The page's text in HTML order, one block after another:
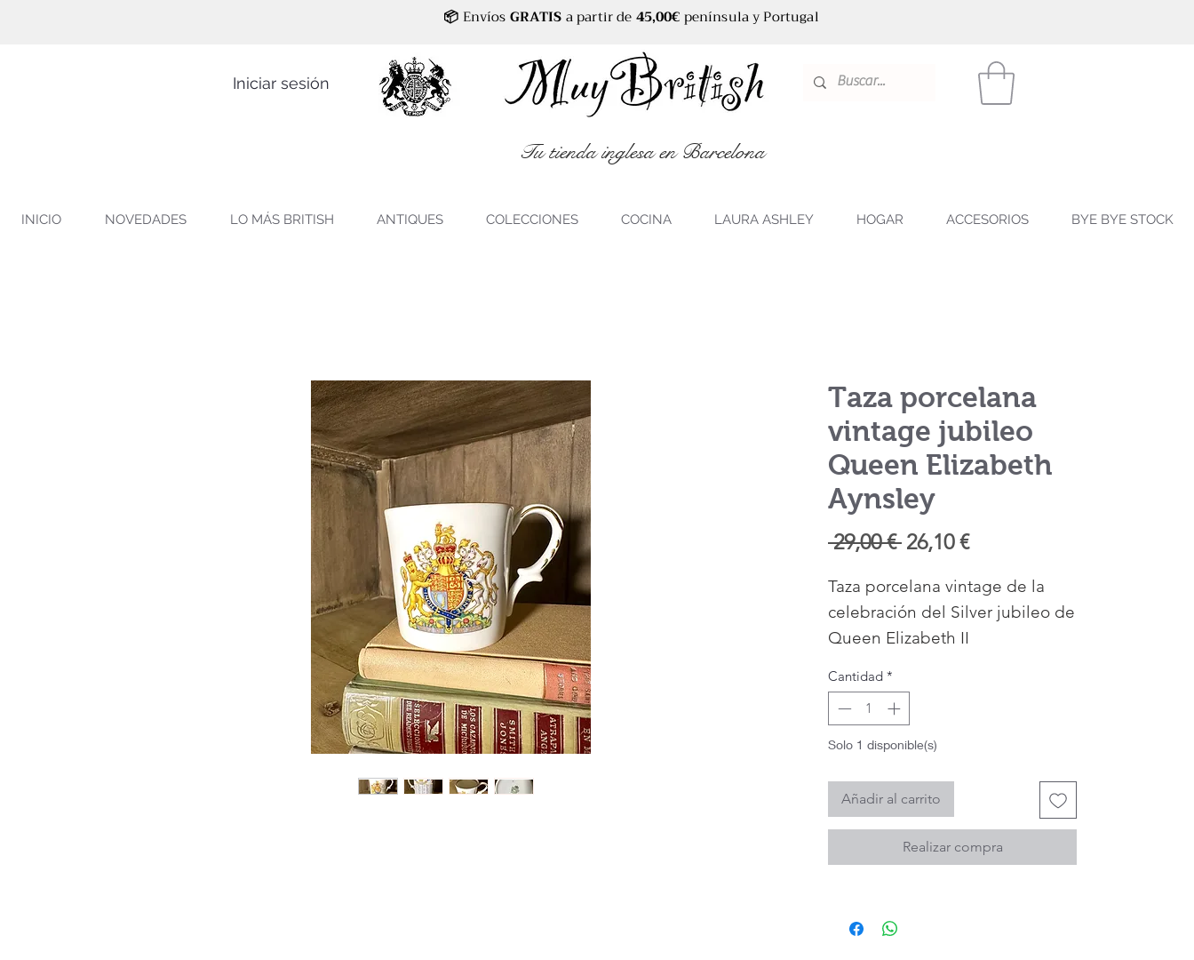
📦 EnvíosGRATISa partir de45,00€península y Portugal
Iniciar sesión
Tu tienda inglesa en Barcelona
INICIO NOVEDADES LO MÁS BRITISH ANTIQUES COLECCIONES COCINA LAURA ASHLEY HOGAR ACCESORIOS BYE BYE STOCK
Taza porcelana
vintage jubileo
Queen Elizabeth
Aynsley
29,00 € Precio
26,10 €Precio
oferta
Taza porcelana vintage de la
celebración del Silver jubileo de
Queen Elizabeth II
Está taza es muy especial y sólo
para los amantes de la historia
de la realeza inglesa ya que en
información por años de los
distintos reyes ingleses
Hecha a mano en UK 🇬🇧
Apto lavavajillas pero mejor
Piezas unicas e irrepetibles y
Cantidad *
Solo 1 disponible(s)
Añadir al carrito
Realizar compra